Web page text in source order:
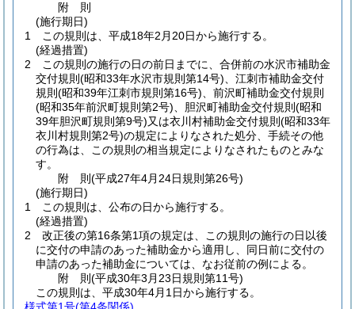
附 則
(施行期日)
1
この規則は、平成18年2月20日から施行する。
(経過措置)
2
この規則の施行の日の前日までに、合併前の水沢市補助金
交付規則 (昭和33年水沢市規則第14号) 、江刺市補助金交付
規則 (昭和39年江刺市規則第16号) 、前沢町補助金交付規則
(昭和35年前沢町規則第2号) 、胆沢町補助金交付規則 (昭和
39年胆沢町規則第9号)又は衣川村補助金交付規則 (昭和33年
衣川村規則第2号)の規定によりなされた処分、手続その他
の行為は、この規則の相当規定によりなされたものとみな
す。
附 則(平成27年4月24日規則第26号)
(施行期日)
1
この規則は、公布の日から施行する。
(経過措置)
2
改正後の第16条第1項の規定は、この規則の施行の日以後
に交付の申請のあった補助金から適用し、同日前に交付の
申請のあった補助金については、なお従前の例による。
附 則(平成30年3月23日規則第11号)
この規則は、平成30年4月1日から施行する。